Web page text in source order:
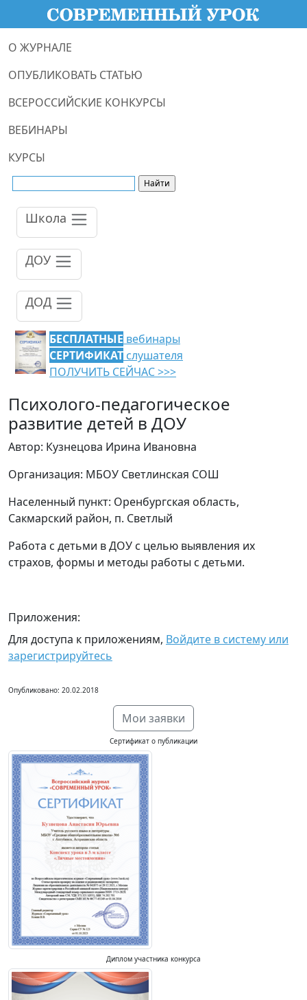
О ЖУРНАЛЕ
ОПУБЛИКОВАТЬ СТАТЬЮ
ВСЕРОССИЙСКИЕ КОНКУРСЫ
ВЕБИНАРЫ
КУРСЫ
Школа
ДОУ
ДОД
БЕСПЛАТНЫЕ вебинары
СЕРТИФИКАТ слушателя
ПОЛУЧИТЬ СЕЙЧАС >>>
Психолого-педагогическое
развитие детей в ДОУ
Автор: Кузнецова Ирина Ивановна
Организация: МБОУ Светлинская СОШ
Населенный пункт: Оренбургская область,
Сакмарский район, п. Светлый
Работа с детьми в ДОУ с целью выявления их
страхов, формы и методы работы с детьми.
Приложения:
Для доступа к приложениям, Войдите в систему или
зарегистрируйтесь
Опубликовано: 20.02.2018
Мои заявки
Сертификат о публикации
Диплом участника конкурса